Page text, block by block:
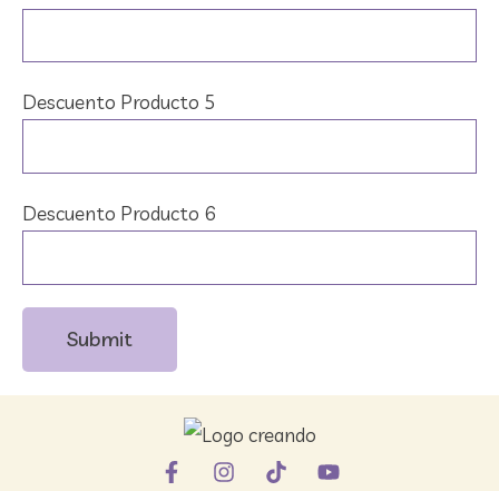
Descuento Producto 5
Descuento Producto 6